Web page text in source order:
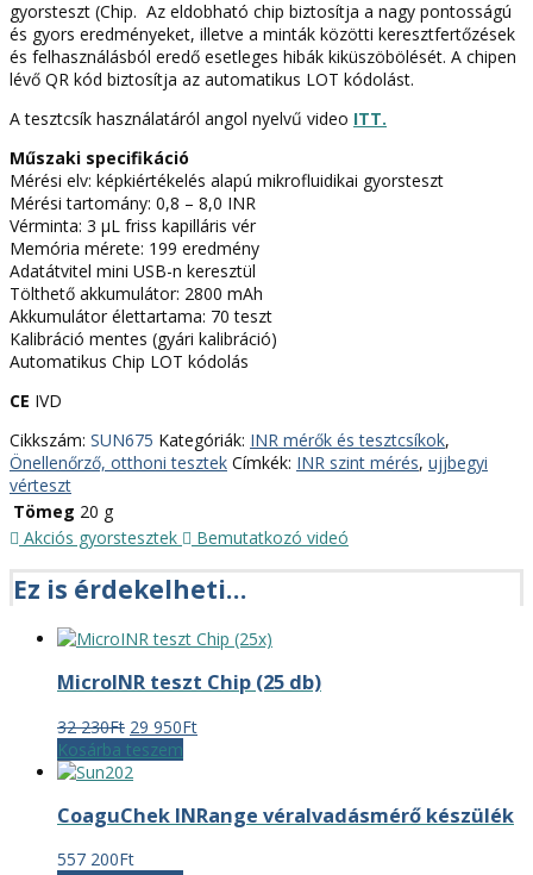
gyorsteszt (Chip. Az eldobható chip biztosítja a nagy pontosságú
és gyors eredményeket, illetve a minták közötti keresztfertőzések
és felhasználásból eredő esetleges hibák kiküszöbölését. A chipen
lévő QR kód biztosítja az automatikus LOT kódolást.
A tesztcsík használatáról angol nyelvű video ITT.
Műszaki specifikáció
Mérési elv: képkiértékelés alapú mikrofluidikai gyorsteszt
Mérési tartomány: 0,8 – 8,0 INR
Vérminta: 3 μL friss kapilláris vér
Memória mérete: 199 eredmény
Adatátvitel mini USB-n keresztül
Tölthető akkumulátor: 2800 mAh
Akkumulátor élettartama: 70 teszt
Kalibráció mentes (gyári kalibráció)
Automatikus Chip LOT kódolás
CE IVD
Cikkszám: SUN675 Kategóriák: INR mérők és tesztcsíkok,
Önellenőrző, otthoni tesztek Címkék: INR szint mérés, ujjbegyi
vérteszt
Tömeg 20 g
Akciós gyorstesztek
Bemutatkozó videó
Ez is érdekelheti…
MicroINR teszt Chip (25 db)
32 230Ft Original
price
was:
230Ft.
29 950FtCurrent
950Ft.
Kosárba teszem
CoaguChek INRange véralvadásmérő készülék
557 200Ft